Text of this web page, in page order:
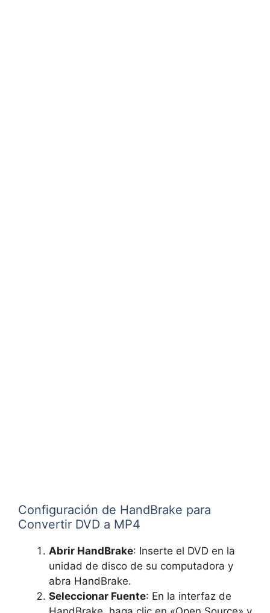
Configuración de HandBrake para
Convertir DVD a MP4
Abrir HandBrake: Inserte el DVD en la
unidad de disco de su computadora y
abra HandBrake.
Seleccionar Fuente: En la interfaz de